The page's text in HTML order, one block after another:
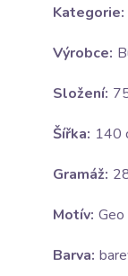
Kategorie:
Výrobce:
Složení:
Šířka: 140
Gramáž:
Motív: Geo
Barva: